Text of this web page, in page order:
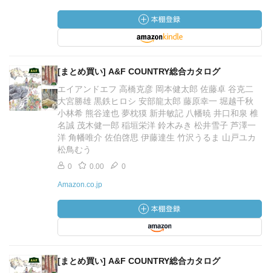
[まとめ買い] A&F COUNTRY総合カタログ
エイアンドエフ 高橋克彦 岡本健太郎 佐藤卓 谷克二
大宮勝雄 黒鉄ヒロシ 安部龍太郎 藤原幸一 堀越千秋
小林希 熊谷達也 夢枕獏 新井敏記 八幡暁 井口和泉 椎
名誠 茂木健一郎 稲垣栄洋 鈴木みき 松井雪子 芦澤一
洋 角幡唯介 佐伯啓思 伊藤達生 竹沢うるま 山戸ユカ
松鳥むう
0 0.00 0
Amazon.co.jp
[まとめ買い] A&F COUNTRY総合カタログ